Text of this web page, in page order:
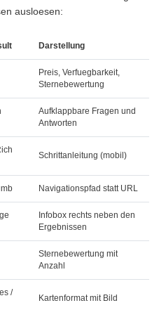
ausloesen:
Darstellung
Preis, Verfuegbarkeit,
Sternebewertung
Aufklappbare Fragen und
Antworten
Schrittanleitung (mobil)
Navigationspfad statt URL
Infobox rechts neben den
Ergebnissen
Sternebewertung mit
Anzahl
/
Kartenformat mit Bild